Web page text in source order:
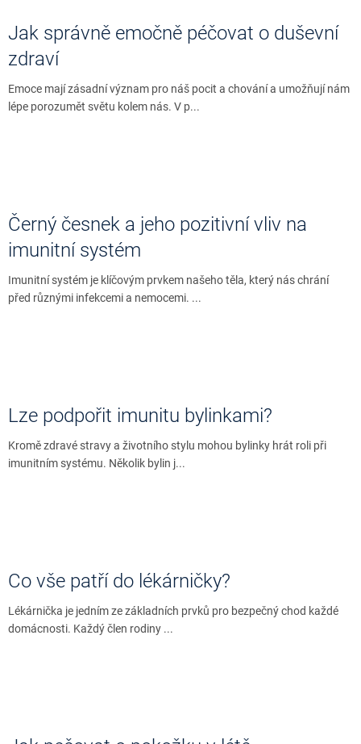
Jak správně emočně péčovat o duševní
zdraví
Emoce mají zásadní význam pro náš pocit a chování a umožňují nám
lépe porozumět světu kolem nás. V p...
Černý česnek a jeho pozitivní vliv na
imunitní systém
Imunitní systém je klíčovým prvkem našeho těla, který nás chrání
před různými infekcemi a nemocemi. ...
Lze podpořit imunitu bylinkami?
Kromě zdravé stravy a životního stylu mohou bylinky hrát roli při
imunitním systému. Několik bylin j...
Co vše patří do lékárničky?
Lékárnička je jedním ze základních prvků pro bezpečný chod každé
domácnosti. Každý člen rodiny ...